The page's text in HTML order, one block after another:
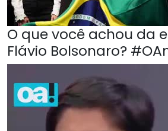
O que você achou da
Flávio Bolsonaro?